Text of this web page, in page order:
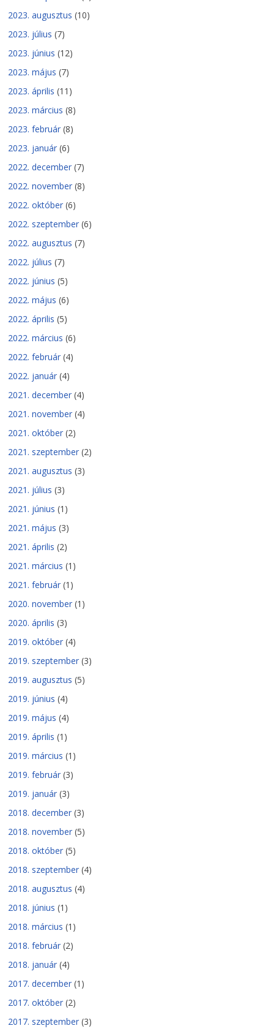
2023. augusztus (10)
2023. július (7)
2023. június (12)
2023. május (7)
2023. április (11)
2023. március (8)
2023. február (8)
2023. január (6)
2022. december (7)
2022. november (8)
2022. október (6)
2022. szeptember (6)
2022. augusztus (7)
2022. július (7)
2022. június (5)
2022. május (6)
2022. április (5)
2022. március (6)
2022. február (4)
2022. január (4)
2021. december (4)
2021. november (4)
2021. október (2)
2021. szeptember (2)
2021. augusztus (3)
2021. július (3)
2021. június (1)
2021. május (3)
2021. április (2)
2021. március (1)
2021. február (1)
2020. november (1)
2020. április (3)
2019. október (4)
2019. szeptember (3)
2019. augusztus (5)
2019. június (4)
2019. május (4)
2019. április (1)
2019. március (1)
2019. február (3)
2019. január (3)
2018. december (3)
2018. november (5)
2018. október (5)
2018. szeptember (4)
2018. augusztus (4)
2018. június (1)
2018. március (1)
2018. február (2)
2018. január (4)
2017. december (1)
2017. október (2)
2017. szeptember (3)